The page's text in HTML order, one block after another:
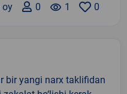
0
remove_red_eye 1
0
oy
bir yangi narx taklifidan